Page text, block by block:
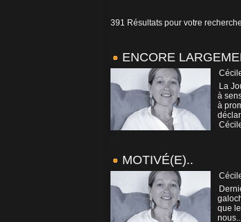
391 Résultats pour votre
ENCORE
La
à
à
MOTIVÉ(E)..
que